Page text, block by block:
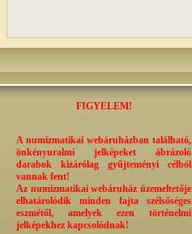
FIGYELEM!
A numizmatikai webáruházban található,
önkényuralmi jelképeket ábrázoló
darabok kizárólag gyűjteményi célból
vannak fent!
Az numizmatikai webáruház üzemeltetője
elhatárolódik minden fajta szélsőséges
eszmétől, amelyek ezen történelmi
jelképekhez kapcsolódnak!